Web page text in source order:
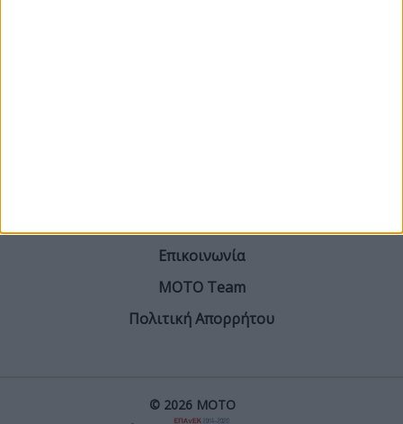
Επικοινωνία
ΜΟΤΟ Team
Πολιτική Απορρήτου
© 2026 ΜΟΤΟ